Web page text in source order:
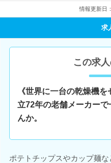
情報更新日
求
この求
《世界に一台の乾燥機
立72年の老舗メーカー
んか。
ポテトチップスやカップ麺